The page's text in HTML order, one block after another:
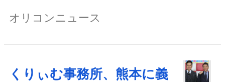
オリコンニュース
くりぃむ事務所、熊本に義